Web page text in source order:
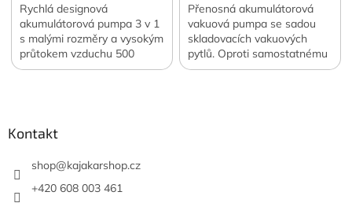
Rychlá designová
akumulátorová pumpa 3 v 1
s malými rozměry a vysokým
průtokem vzduchu 500
l/min. Navíc funkce svítilny a
Přenosná akumulátorová
vakuová pumpa se sadou
skladovacích vakuových
pytlů. Oproti samostatnému
nákupu ušetříte 400 Kč.
Kontakt
shop@kajakarshop.cz
+420 608 003 461